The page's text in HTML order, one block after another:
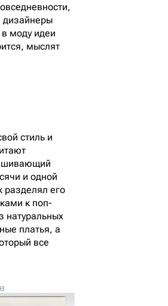
дизайнеры
моду идеи
мыслят
стиль и
и одной
разделял его
к поп-
натуральных
платья, а
все